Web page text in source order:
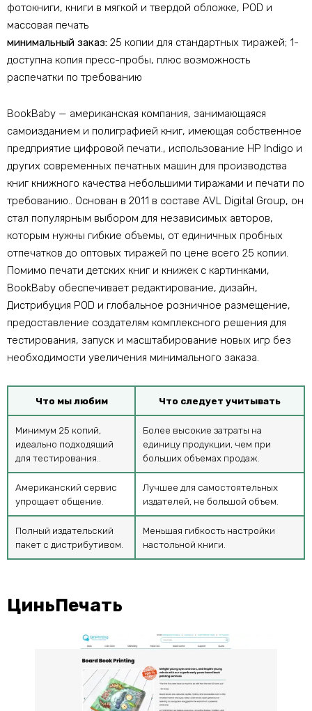
фотокниги, книги в мягкой и твердой обложке, POD и
массовая печать
минимальный заказ: 25 копии для стандартных тиражей; 1-
доступна копия пресс-пробы, плюс возможность
распечатки по требованию​
BookBaby — американская компания, занимающаяся
самоизданием и полиграфией книг, имеющая собственное
предприятие цифровой печати., использование HP Indigo и
других современных печатных машин для производства
книг книжного качества небольшими тиражами и печати по
требованию.. Основан в 2011 в составе AVL Digital Group, он
стал популярным выбором для независимых авторов,
которым нужны гибкие объемы, от единичных пробных
отпечатков до оптовых тиражей по цене всего 25 копии.
Помимо печати детских книг и книжек с картинками,
BookBaby обеспечивает редактирование, дизайн,
Дистрибуция POD и глобальное розничное размещение,
предоставление создателям комплексного решения для
тестирования, запуск и масштабирование новых игр без
необходимости увеличения минимального заказа.
Что мы любим Что следует учитывать
Минимум 25 копий,
идеально подходящий
для тестирования..
Более высокие затраты на
единицу продукции, чем при
больших объемах продаж.
Американский сервис
упрощает общение.
Лучшее для самостоятельных
издателей, не большой объем.
Полный издательский
пакет с дистрибутивом.
Меньшая гибкость настройки
настольной книги.
ЦиньПечать